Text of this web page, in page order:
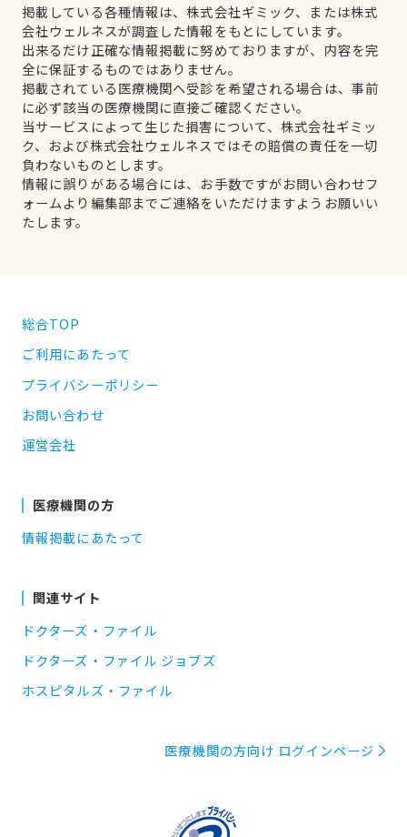
掲載している各種情報は、株式会社ギミック、または株式
会社ウェルネスが調査した情報をもとにしています。
出来るだけ正確な情報掲載に努めておりますが、内容を完
全に保証するものではありません。
掲載されている医療機関へ受診を希望される場合は、事前
に必ず該当の医療機関に直接ご確認ください。
当サービスによって生じた損害について、株式会社ギミッ
ク、および株式会社ウェルネスではその賠償の責任を一切
負わないものとします。
情報に誤りがある場合には、お手数ですがお問い合わせフ
ォームより編集部までご連絡をいただけますようお願いい
たします。
総合TOP
ご利用にあたって
プライバシーポリシー
お問い合わせ
運営会社
医療機関の方
情報掲載にあたって
関連サイト
ドクターズ・ファイル
ドクターズ・ファイル ジョブズ
ホスピタルズ・ファイル
医療機関の方向け ログインページ